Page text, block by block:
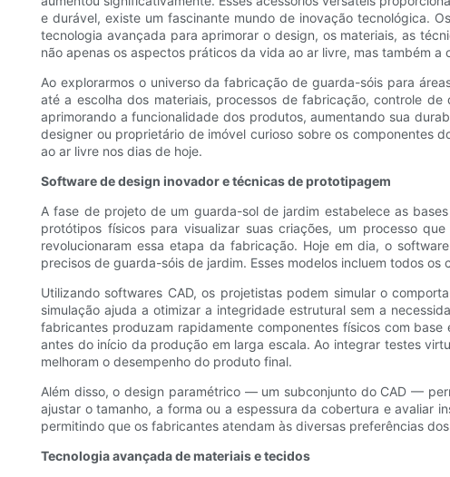
e durável, existe um fascinante mundo de inovação tecnológica.
tecnologia avançada para aprimorar o design, os materiais, as
não apenas os aspectos práticos da vida ao ar livre, mas também
Ao explorarmos o universo da fabricação de guarda-sóis para
até a escolha dos materiais, processos de fabricação, controle
aprimorando a funcionalidade dos produtos, aumentando sua
designer ou proprietário de imóvel curioso sobre os componentes
ao ar livre nos dias de hoje.
Software de design inovador e técnicas de prototipagem
A fase de projeto de um guarda-sol de jardim estabelece as
protótipos físicos para visualizar suas criações, um processo
revolucionaram essa etapa da fabricação. Hoje em dia, o
precisos de guarda-sóis de jardim. Esses modelos incluem todos
Utilizando softwares CAD, os projetistas podem simular o
simulação ajuda a otimizar a integridade estrutural sem a
fabricantes produzam rapidamente componentes físicos com
antes do início da produção em larga escala. Ao integrar testes
melhoram o desempenho do produto final.
Além disso, o design paramétrico — um subconjunto do CAD —
ajustar o tamanho, a forma ou a espessura da cobertura e avaliar
permitindo que os fabricantes atendam às diversas preferências
Tecnologia avançada de materiais e tecidos